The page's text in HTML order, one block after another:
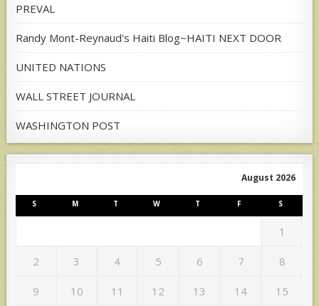
PREVAL
Randy Mont-Reynaud's Haiti Blog~HAITI NEXT DOOR
UNITED NATIONS
WALL STREET JOURNAL
WASHINGTON POST
August 2026
S M T W T F S
1
2 3 4 5 6 7 8
9 10 11 12 13 14 15